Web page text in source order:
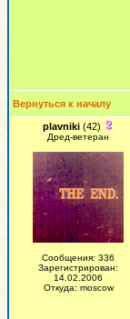
Вернуться к началу
plavniki (42)
Дред-ветеран
Сообщения: 336
Зарегистрирован:
14.02.2006
Откуда: moscow